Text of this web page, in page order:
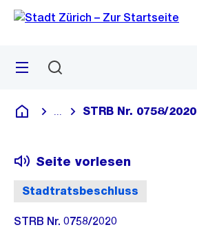
Navigation
Sprunglink
Menü
Deutsch
Blende alle Breadcrumbs ein
STRB Nr. 0758/2020
Stadtratsbeschluss
Seite vorlesen
STRB Nr. 0758/2020